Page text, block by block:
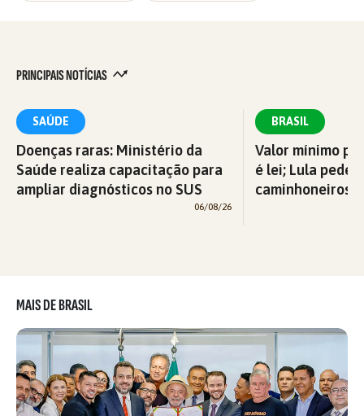
PRINCIPAIS NOTÍCIAS
SAÚDE
Doenças raras: Ministério da
Saúde realiza capacitação para
ampliar diagnósticos no SUS
06/08/26
BRASIL
Valor mínimo
é lei; Lula pede
caminhoneiros
MAIS DE BRASIL